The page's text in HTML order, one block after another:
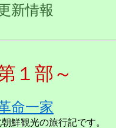
新情報
１部～
命一家
鮮観光の旅行記です。